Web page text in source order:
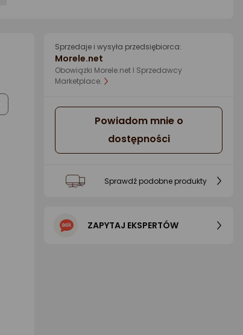
Sprzedaje i wysyła przedsiębiorca:
Morele.net
Obowiązki Morele.net I Sprzedawcy
Marketplace.
Powiadom mnie o
dostępności
Sprawdź podobne produkty
ZAPYTAJ EKSPERTÓW